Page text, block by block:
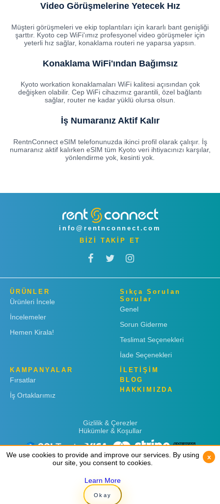
Video Görüşmelerine Yetecek Hız
Müşteri görüşmeleri ve ekip toplantıları için kararlı bant genişliği
şarttır. Kyoto cep WiFi'ımız profesyonel video görüşmeler için
yeterli hız sağlar, konaklama routeri ne yaparsa yapsın.
Konaklama WiFi'ından Bağımsız
Kyoto workation konaklamaları WiFi kalitesi açısından çok
değişken olabilir. Cep WiFi cihazımız garantili, özel bağlantı
sağlar, router ne kadar yüklü olursa olsun.
İş Numaranız Aktif Kalır
RentnConnect eSIM telefonunuzda ikinci profil olarak çalışır. İş
numaranız aktif kalırken eSIM tüm Kyoto veri ihtiyacınızı karşılar,
yönlendirme yok, kesinti yok.
info@rentnconnect.com
BİZİ TAKİP ET
ÜRÜNLER
Ürünleri İncele
İncelemeler
Hemen Kirala!
Sıkça Sorulan
Sorular
Genel
Sorun Giderme
Teslimat Seçenekleri
İade Seçenekleri
KAMPANYALAR
Fırsatlar
İş Ortaklarımız
İLETİŞİM
BLOG
HAKKIMIZDA
Gizlilik & Çerezler
Hükümler & Koşullar
Copyright © 2019 Rent 'n Connect
We use cookies to provide and improve our services. By using
our site, you consent to cookies.
Learn More
Okay
x
We use cookies to provide and improve our services. By using
our site, you consent to cookies.
Learn More
Okay
x